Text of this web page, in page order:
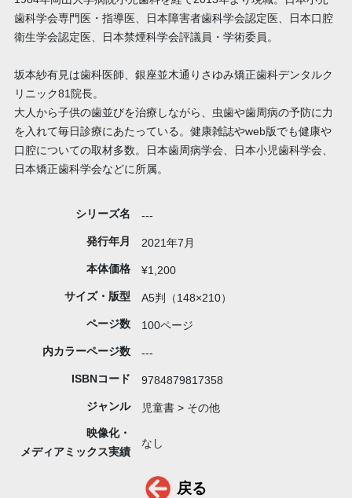
歯科学会専門医・指導医、日本障害者歯科学会認定医、日本口腔
衛生学会認定医、日本禁煙科学会評議員・学術委員。
坂本紗有見は歯科医師、銀座並木通りさゆみ矯正歯科デンタルク
リニック81院長。
大人から子供の歯並びを治療しながら、虫歯や歯周病の予防に力
を入れて毎日診療にあたっている。健康雑誌やweb版でも健康や
口腔についての取材多数。日本歯周病学会、日本小児歯科学会、
日本矯正歯科学会などに所属。
シリーズ名 ---
発行年月 2021年7月
本体価格 ¥1,200
サイズ・版型 A5判（148×210）
ページ数 100ページ
内カラーページ数 ---
ISBNコード 9784879817358
ジャンル 児童書 > その他
映像化・
メディアミックス実績
なし
戻る